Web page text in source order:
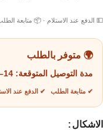
💵 الدفع عند الاستلام · 📦 متابعة
🌍 متوفر بالطلب
مدة التوصيل المتوقعة: 14–20 يوم عمل
✔ متابعة الطلب ✔ الدفع عند
الاشكال